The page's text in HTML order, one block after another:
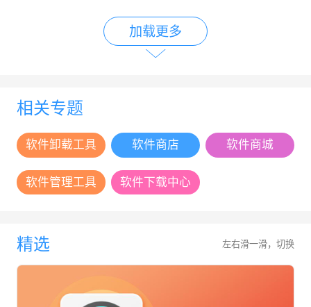
加载更多
相关专题
软件卸载工具 软件商店 软件商城
软件管理工具 软件下载中心
精选 左右滑一滑，切换